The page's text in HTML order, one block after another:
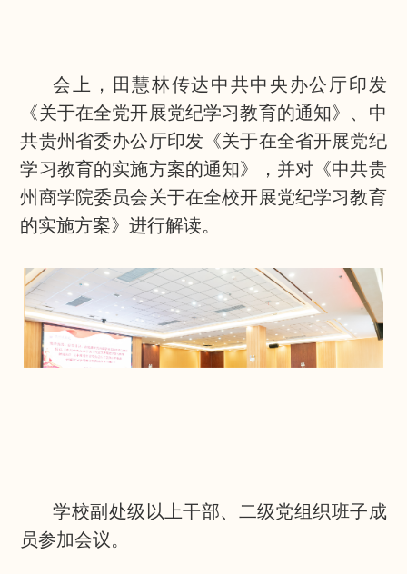
会上，田慧林传达中共中央办公厅印发
《关于在全党开展党纪学习教育的通知》、 中
共贵州省委办公厅印发 《关于在全省开展党纪
学习教育的实施方案的通知》，并对《中共贵
州商学院委员会关于在全校开展党纪学习教育
的实施方案》进行解读。
学校副处级以上干部、二级党组织班子成
员参加会议。